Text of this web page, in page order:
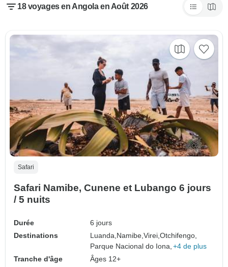
18 voyages en Angola en Août 2026
Safari
Safari Namibe, Cunene et Lubango 6 jours
/ 5 nuits
Durée
6 jours
Destinations
Luanda, Namibe,Virei,Otchifengo,
Parque Nacional do Iona, +4 de plus
Tranche d'âge
Âges 12+